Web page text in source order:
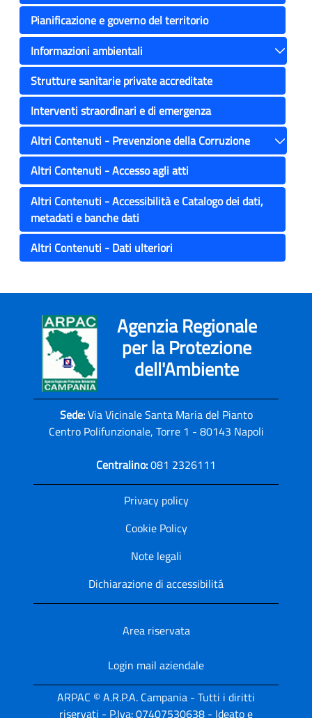
Pianificazione e governo del territorio
Informazioni ambientali
Toggle
Strutture sanitarie private accreditate
Interventi straordinari e di emergenza
Altri Contenuti - Prevenzione della Corruzione
Toggle
Altri Contenuti - Accesso agli atti
Altri Contenuti - Accessibilità e Catalogo dei dati,
metadati e banche dati
Altri Contenuti - Dati ulteriori
Agenzia Regionale
per la Protezione
dell'Ambiente
Sede:Via Vicinale Santa Maria del Pianto
Centro Polifunzionale, Torre 1 - 80143 Napoli
Centralino:081 2326111
Privacy policy
Cookie Policy
Note legali
Dichiarazione di accessibilitá
Area riservata
Login mail aziendale
ARPAC © A.R.P.A. Campania - Tutti i diritti
riservati - P.Iva: 07407530638 - Ideato e